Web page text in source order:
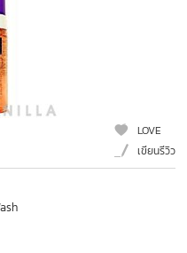
LOVE
เขียนรีวิว